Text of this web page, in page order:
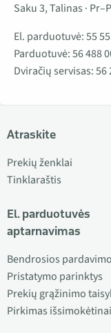
Saku 3, Talinas ·
El. parduotuvė:55
Parduotuvė:56 488
Dviračių servisas:56
Atraskite
Prekių ženklai
Tinklaraštis
El. parduotuvės
aptarnavimas
Bendrosios
Pristatymo parinktys
Prekių grąžinimo
Pirkimas išsimokėtinai